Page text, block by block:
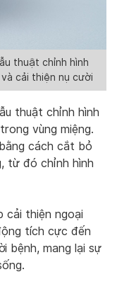
thuật chỉnh hình
cải thiện nụ cười
thuật chỉnh hình
vùng miệng.
cách cắt bỏ
từ đó chỉnh hình
cải thiện ngoại
tích cực đến
bệnh, mang lại sự